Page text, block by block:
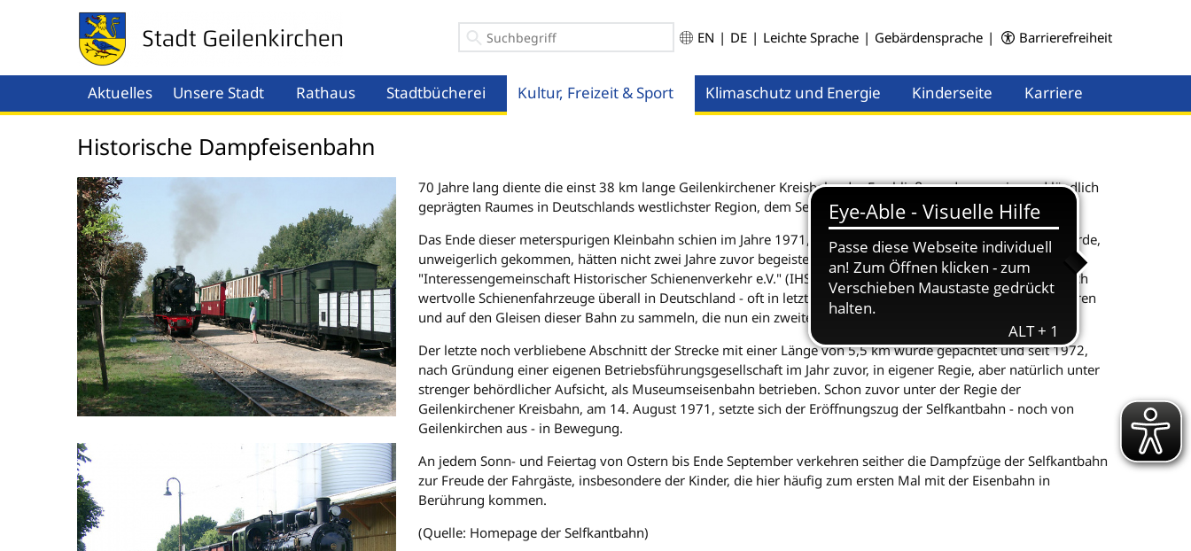
EN | DE | Leichte Sprache | Gebärdensprache | Barrierefreiheit
Aktuelles
Unsere Stadt
Rathaus
Stadtbücherei
Kultur, Freizeit & Sport
Klimaschutz und Energie
Kinderseite
Karriere
Historische Dampfeisenbahn
70 Jahre lang diente die einst 38 km lange Geilenkirchener Kreisbahn der Erschließung des vorwiegend ländlich
geprägten Raumes in Deutschlands westlichster Region, dem Selfkant, und seinen Nachbargebieten.
Das Ende dieser meterspurigen Kleinbahn schien im Jahre 1971, als die Straßenkonkurrenz übermächtig wurde,
unweigerlich gekommen, hätten nicht zwei Jahre zuvor begeisterte Eisenbahnfreunde den Verein
"Interessengemeinschaft Historischer Schienenverkehr e.V." (IHS) ins Leben gerufen und begonnen, historisch
wertvolle Schienenfahrzeuge überall in Deutschland - oft in letzter Minute - vor der Verschrottung zu bewahren
und auf den Gleisen dieser Bahn zu sammeln, die nun ein zweites Leben begann.
Der letzte noch verbliebene Abschnitt der Strecke mit einer Länge von 5,5 km wurde gepachtet und seit 1972,
nach Gründung einer eigenen Betriebsführungsgesellschaft im Jahr zuvor, in eigener Regie, aber natürlich unter
strenger behördlicher Aufsicht, als Museumseisenbahn betrieben. Schon zuvor unter der Regie der
Geilenkirchener Kreisbahn, am 14. August 1971, setzte sich der Eröffnungszug der Selfkantbahn - noch von
Geilenkirchen aus - in Bewegung.
An jedem Sonn- und Feiertag von Ostern bis Ende September verkehren seither die Dampfzüge der Selfkantbahn
zur Freude der Fahrgäste, insbesondere der Kinder, die hier häufig zum ersten Mal mit der Eisenbahn in
Berührung kommen.
(Quelle: Homepage der Selfkantbahn)